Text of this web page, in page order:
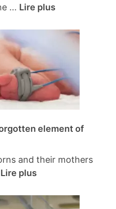
... Lire plus
element of
and their mothers
Lire plus